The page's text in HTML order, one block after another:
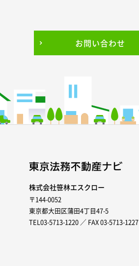
お問い合わせ
株式会社笹林エスクロー
〒144-0052
東京都大田区蒲田4丁目47-5
TEL03-5713-1220 ／ FAX 03-5713-1227